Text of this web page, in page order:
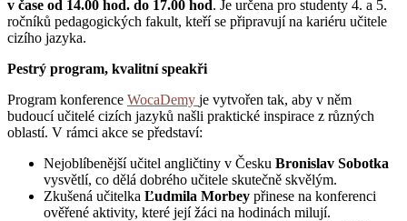
v čase od 14.00 hod. do 17.00 hod. Je určena pro studenty 4. a 5.
ročníků pedagogických fakult, kteří se připravují na kariéru učitele
cizího jazyka.
Pestrý program, kvalitní speakři
Program konference WocaDemy je vytvořen tak, aby v něm
budoucí učitelé cizích jazyků našli praktické inspirace z různých
oblastí. V rámci akce se představí:
Nejoblíbenější učitel angličtiny v Česku Bronislav Sobotka
vysvětlí, co dělá dobrého učitele skutečně skvělým.
Zkušená učitelka Ľudmila Morbey přinese na konferenci
ověřené aktivity, které její žáci na hodinách milují.